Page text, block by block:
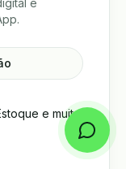
e
e muito